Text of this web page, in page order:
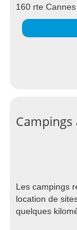
160 rte
Campings
Les campings
location de
quelques